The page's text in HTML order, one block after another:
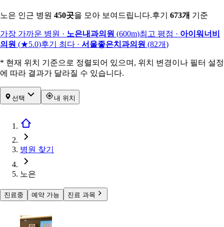
노은 인근 병원 450곳을 모아 보여드립니다.후기 673개 기준
가장 가까운 병원 · 노은내과의원 (600m)최고 평점 · 아이워너비
의원 (★5.0)후기 최다 · 서울좋은치과의원 (82개)
* 현재 위치 기준으로 정렬되어 있으며, 위치 변경이나 필터 설정
에 따라 결과가 달라질 수 있습니다.
선택 내 위치
병원 찾기
노은
진료중 예약 가능 진료 과목